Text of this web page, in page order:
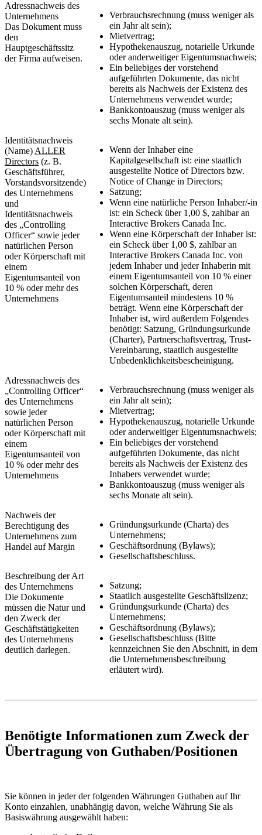
Adressnachweis des
Unternehmens
Das Dokument muss
den
Hauptgeschäftssitz
der Firma aufweisen.
Verbrauchsrechnung (muss weniger als
ein Jahr alt sein);
Mietvertrag;
Hypothekenauszug, notarielle Urkunde
oder anderweitiger Eigentumsnachweis;
Ein beliebiges der vorstehend
aufgeführten Dokumente, das nicht
bereits als Nachweis der Existenz des
Unternehmens verwendet wurde;
Bankkontoauszug (muss weniger als
sechs Monate alt sein).
Identitätsnachweis
(Name) ALLER
Directors (z. B.
Geschäftsführer,
Vorstandsvorsitzende)
des Unternehmens
und
Identitätsnachweis
des „Controlling
Officer“ sowie jeder
natürlichen Person
oder Körperschaft mit
einem
Eigentumsanteil von
10 % oder mehr des
Unternehmens
Wenn der Inhaber eine
Kapitalgesellschaft ist: eine staatlich
ausgestellte Notice of Directors bzw.
Notice of Change in Directors;
Satzung;
Wenn eine natürliche Person Inhaber/-in
ist: ein Scheck über 1,00 $, zahlbar an
Interactive Brokers Canada Inc.
Wenn eine Körperschaft der Inhaber ist:
ein Scheck über 1,00 $, zahlbar an
Interactive Brokers Canada Inc. von
jedem Inhaber und jeder Inhaberin mit
einem Eigentumsanteil von 10 % einer
solchen Körperschaft, deren
Eigentumsanteil mindestens 10 %
beträgt. Wenn eine Körperschaft der
Inhaber ist, wird außerdem Folgendes
benötigt: Satzung, Gründungsurkunde
(Charter), Partnerschaftsvertrag, Trust-
Vereinbarung, staatlich ausgestellte
Unbedenklichkeitsbescheinigung.
Adressnachweis des
„Controlling Officer“
des Unternehmens
sowie jeder
natürlichen Person
oder Körperschaft mit
einem
Eigentumsanteil von
10 % oder mehr des
Unternehmens
Verbrauchsrechnung (muss weniger als
ein Jahr alt sein);
Mietvertrag;
Hypothekenauszug, notarielle Urkunde
oder anderweitiger Eigentumsnachweis;
Ein beliebiges der vorstehend
aufgeführten Dokumente, das nicht
bereits als Nachweis der Existenz des
Inhabers verwendet wurde;
Bankkontoauszug (muss weniger als
sechs Monate alt sein).
Nachweis der
Berechtigung des
Unternehmens zum
Handel auf Margin
Gründungsurkunde (Charta) des
Unternehmens;
Geschäftsordnung (Bylaws);
Gesellschaftsbeschluss.
Beschreibung der Art
des Unternehmens
Die Dokumente
müssen die Natur und
den Zweck der
Geschäftstätigkeiten
des Unternehmens
deutlich darlegen.
Satzung;
Staatlich ausgestellte Geschäftslizenz;
Gründungsurkunde (Charta) des
Unternehmens;
Geschäftsordnung (Bylaws);
Gesellschaftsbeschluss (Bitte
kennzeichnen Sie den Abschnitt, in dem
die Unternehmensbeschreibung
erläutert wird).
Benötigte Informationen zum Zweck der
Übertragung von Guthaben/Positionen
Sie können in jeder der folgenden Währungen Guthaben auf Ihr
Konto einzahlen, unabhängig davon, welche Währung Sie als
Basiswährung ausgewählt haben: